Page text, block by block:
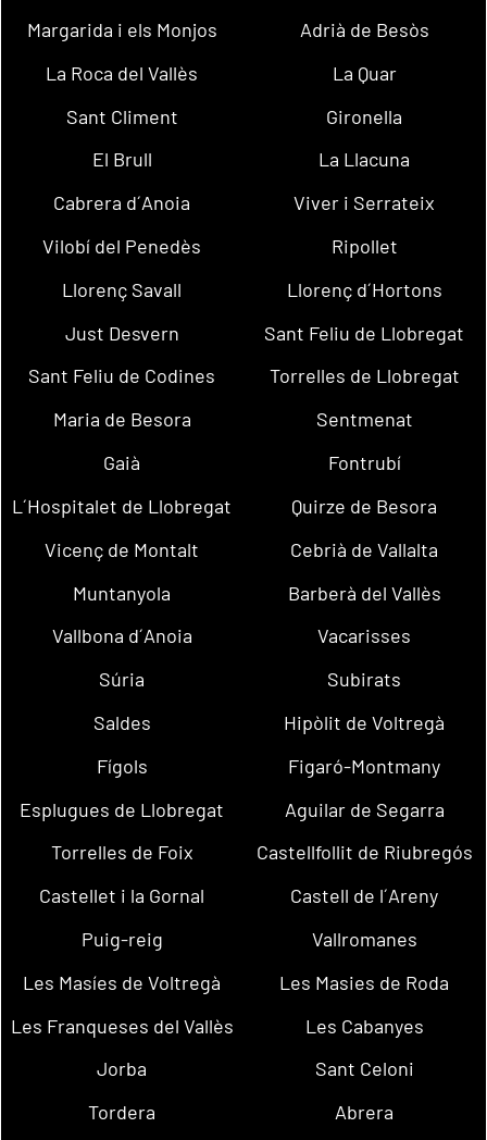
Margarida i els Monjos
Adrià de Besòs
La Roca del Vallès
La Quar
Sant Climent
Gironella
El Brull
La Llacuna
Cabrera d´Anoia
Viver i Serrateix
Vilobí del Penedès
Ripollet
Llorenç Savall
Llorenç d´Hortons
Just Desvern
Sant Feliu de Llobregat
Sant Feliu de Codines
Torrelles de Llobregat
Maria de Besora
Sentmenat
Gaià
Fontrubí
L´Hospitalet de Llobregat
Quirze de Besora
Vicenç de Montalt
Cebrià de Vallalta
Muntanyola
Barberà del Vallès
Vallbona d´Anoia
Vacarisses
Súria
Subirats
Saldes
Hipòlit de Voltregà
Fígols
Figaró-Montmany
Esplugues de Llobregat
Aguilar de Segarra
Torrelles de Foix
Castellfollit de Riubregós
Castellet i la Gornal
Castell de l´Areny
Puig-reig
Vallromanes
Les Masíes de Voltregà
Les Masies de Roda
Les Franqueses del Vallès
Les Cabanyes
Jorba
Sant Celoni
Tordera
Abrera